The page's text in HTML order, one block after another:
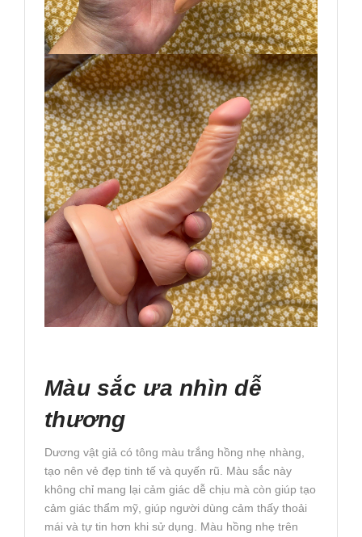
Màu sắc ưa nhìn dễ
thương
Dương vật giả có tông màu trắng hồng nhẹ nhàng,
tạo nên vẻ đẹp tinh tế và quyến rũ. Màu sắc này
không chỉ mang lại cảm giác dễ chịu mà còn giúp tạo
cảm giác thẩm mỹ, giúp người dùng cảm thấy thoải
mái và tự tin hơn khi sử dụng. Màu hồng nhẹ trên